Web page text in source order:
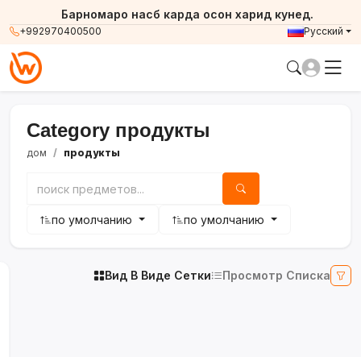
+992970400500
Барномаро насб карда осон харид кунед.
Русский
Category продукты
дом продукты
по умолчанию по умолчанию
Вид В Виде Сетки Просмотр Списка